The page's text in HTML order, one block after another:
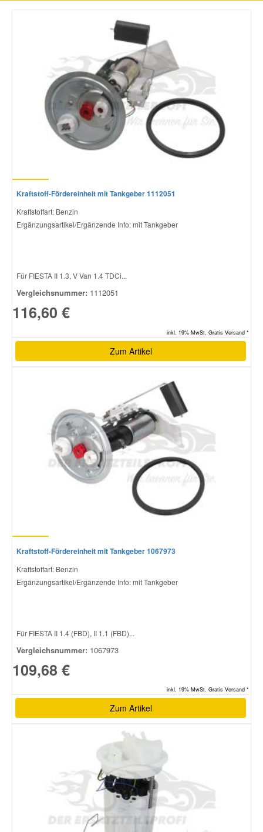
Kraftstoff-Fördereinheit mit Tankgeber 1112051
Kraftstoffart: Benzin
Ergänzungsartikel/Ergänzende Info: mit Tankgeber
Für FIESTA II 1.3, V Van 1.4 TDCi...
Vergleichsnummer: 1112051
116,60 €
inkl. 19% MwSt. Gratis Versand *
Zum Artikel
Kraftstoff-Fördereinheit mit Tankgeber 1067973
Kraftstoffart: Benzin
Ergänzungsartikel/Ergänzende Info: mit Tankgeber
Für FIESTA II 1.4 (FBD), II 1.1 (FBD)...
Vergleichsnummer: 1067973
109,68 €
inkl. 19% MwSt. Gratis Versand *
Zum Artikel